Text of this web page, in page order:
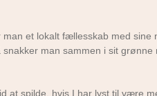
et lokalt fællesskab med sine
man sammen i sit
at spilde, hvis I har lyst til være